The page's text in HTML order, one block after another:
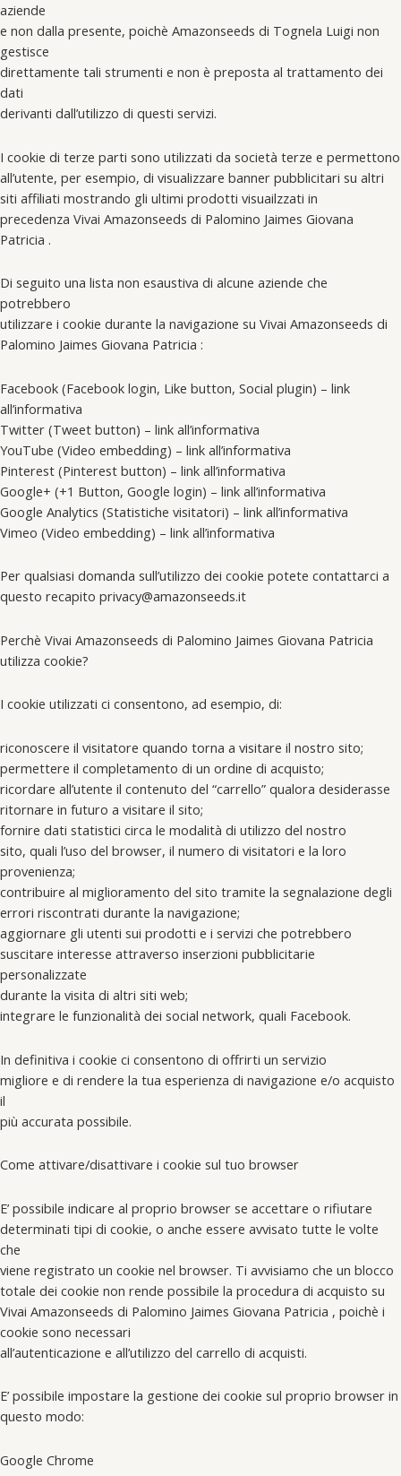
aziende
e non dalla presente, poichè Amazonseeds di Tognela Luigi non
gestisce
direttamente tali strumenti e non è preposta al trattamento dei
dati
derivanti dall’utilizzo di questi servizi.
I cookie di terze parti sono utilizzati da società terze e permettono
all’utente, per esempio, di visualizzare banner pubblicitari su altri
siti affiliati mostrando gli ultimi prodotti visuailzzati in
precedenza Vivai Amazonseeds di Palomino Jaimes Giovana
Patricia .
Di seguito una lista non esaustiva di alcune aziende che
potrebbero
utilizzare i cookie durante la navigazione su Vivai Amazonseeds di
Palomino Jaimes Giovana Patricia :
Facebook (Facebook login, Like button, Social plugin) – link
all’informativa
Twitter (Tweet button) – link all’informativa
YouTube (Video embedding) – link all’informativa
Pinterest (Pinterest button) – link all’informativa
Google+ (+1 Button, Google login) – link all’informativa
Google Analytics (Statistiche visitatori) – link all’informativa
Vimeo (Video embedding) – link all’informativa
Per qualsiasi domanda sull’utilizzo dei cookie potete contattarci a
questo recapito privacy@amazonseeds.it
Perchè Vivai Amazonseeds di Palomino Jaimes Giovana Patricia
utilizza cookie?
I cookie utilizzati ci consentono, ad esempio, di:
riconoscere il visitatore quando torna a visitare il nostro sito;
permettere il completamento di un ordine di acquisto;
ricordare all’utente il contenuto del “carrello” qualora desiderasse
ritornare in futuro a visitare il sito;
fornire dati statistici circa le modalità di utilizzo del nostro
sito, quali l’uso del browser, il numero di visitatori e la loro
provenienza;
contribuire al miglioramento del sito tramite la segnalazione degli
errori riscontrati durante la navigazione;
aggiornare gli utenti sui prodotti e i servizi che potrebbero
suscitare interesse attraverso inserzioni pubblicitarie
personalizzate
durante la visita di altri siti web;
integrare le funzionalità dei social network, quali Facebook.
In definitiva i cookie ci consentono di offrirti un servizio
migliore e di rendere la tua esperienza di navigazione e/o acquisto
il
più accurata possibile.
Come attivare/disattivare i cookie sul tuo browser
E’ possibile indicare al proprio browser se accettare o rifiutare
determinati tipi di cookie, o anche essere avvisato tutte le volte
che
viene registrato un cookie nel browser. Ti avvisiamo che un blocco
totale dei cookie non rende possibile la procedura di acquisto su
Vivai Amazonseeds di Palomino Jaimes Giovana Patricia , poichè i
cookie sono necessari
all’autenticazione e all’utilizzo del carrello di acquisti.
E’ possibile impostare la gestione dei cookie sul proprio browser in
questo modo:
Google Chrome